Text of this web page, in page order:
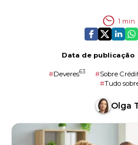
1 min
Data de publicação
#Deveres63 #Sobre
#Tudo
Olga